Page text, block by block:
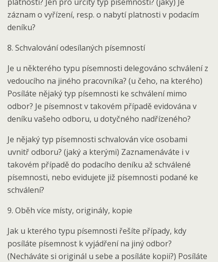
záznam o vyřízení, resp. o nabytí platnosti v podacím
deníku?
8. Schvalování odesílaných písemností
Je u některého typu písemnosti delegováno schválení z
vedoucího na jiného pracovníka? (u čeho, na kterého)
Posíláte nějaký typ písemnosti ke schválení mimo
odbor? Je písemnost v takovém případě evidována v
deníku vašeho odboru, u dotyčného nadřízeného?
Je nějaký typ písemnosti schvalován více osobami
uvnitř odboru? (jaký a kterými) Zaznamenáváte i v
takovém případě do podacího deníku až schválené
písemnosti, nebo evidujete již písemnosti podané ke
schválení?
9. Oběh více místy, originály, kopie
Jak u kterého typu písemnosti řešíte případy, kdy
posíláte písemnost k vyjádření na jiný odbor?
(Necháváte si originál u sebe a posíláte kopii?) Posíláte